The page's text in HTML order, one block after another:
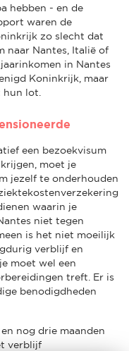
hebben - en de
waren de
zo slecht dat
naar Nantes, Italië of
in Nantes
Koninkrijk, maar
lot.
een bezoekvisum
moet je
jezelf te onderhouden
waarin je
niet tegen
is het niet moeilijk
verblijf en
moet wel een
treft. Er is
benodigdheden
nog drie maanden
verblijf